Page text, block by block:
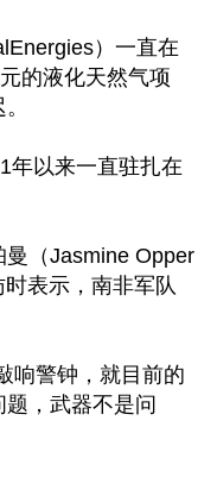
）一直在
的液化天然气项
年以来一直驻扎在
（Jasmine Opper
表示，南非军队
响警钟，就目前的
，武器不是问